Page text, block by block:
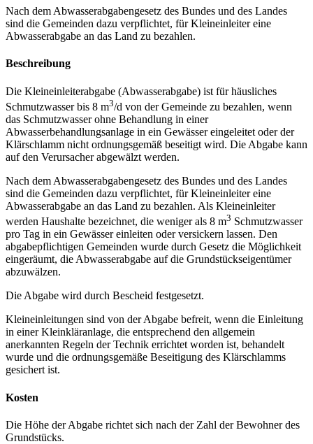
Nach dem Abwasserabgabengesetz des Bundes und des Landes
sind die Gemeinden dazu verpflichtet, für Kleineinleiter eine
Abwasserabgabe an das Land zu bezahlen.
Beschreibung
Die Kleineinleiterabgabe (Abwasserabgabe) ist für häusliches
Schmutzwasser bis 8 m3/d von der Gemeinde zu bezahlen, wenn
das Schmutzwasser ohne Behandlung in einer
Abwasserbehandlungsanlage in ein Gewässer eingeleitet oder der
Klärschlamm nicht ordnungsgemäß beseitigt wird. Die Abgabe kann
auf den Verursacher abgewälzt werden.
Nach dem Abwasserabgabengesetz des Bundes und des Landes
sind die Gemeinden dazu verpflichtet, für Kleineinleiter eine
Abwasserabgabe an das Land zu bezahlen. Als Kleineinleiter
werden Haushalte bezeichnet, die weniger als 8 m3 Schmutzwasser
pro Tag in ein Gewässer einleiten oder versickern lassen. Den
abgabepflichtigen Gemeinden wurde durch Gesetz die Möglichkeit
eingeräumt, die Abwasserabgabe auf die Grundstückseigentümer
abzuwälzen.
Die Abgabe wird durch Bescheid festgesetzt.
Kleineinleitungen sind von der Abgabe befreit, wenn die Einleitung
in einer Kleinkläranlage, die entsprechend den allgemein
anerkannten Regeln der Technik errichtet worden ist, behandelt
wurde und die ordnungsgemäße Beseitigung des Klärschlamms
gesichert ist.
Kosten
Die Höhe der Abgabe richtet sich nach der Zahl der Bewohner des
Grundstücks.